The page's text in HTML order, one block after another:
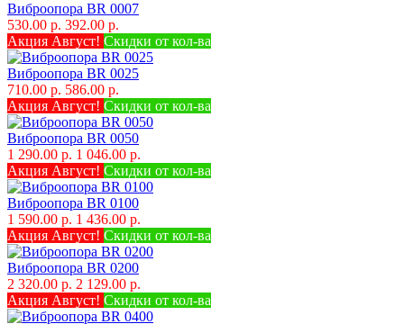
Виброопора BR 0007
530.00 р. 392.00 р.
Акция Август! Скидки от кол-ва
Виброопора BR 0025
710.00 р. 586.00 р.
Акция Август! Скидки от кол-ва
Виброопора BR 0050
1 290.00 р. 1 046.00 р.
Акция Август! Скидки от кол-ва
Виброопора BR 0100
1 590.00 р. 1 436.00 р.
Акция Август! Скидки от кол-ва
Виброопора BR 0200
2 320.00 р. 2 129.00 р.
Акция Август! Скидки от кол-ва